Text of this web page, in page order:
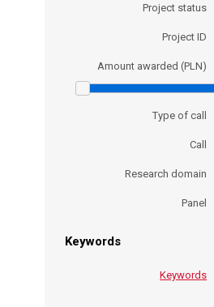
Project status
Project ID
Amount awarded (PLN)
Type of call
Call
Research domain
Panel
Keywords
Keywords